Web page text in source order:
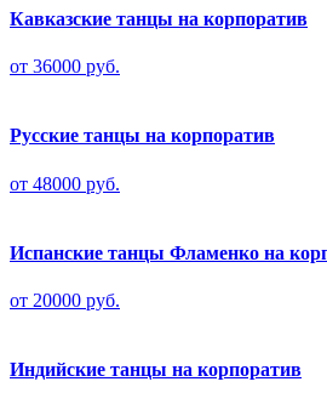
Кавказские танцы на корпоратив
от 36000 руб.
Русские танцы на корпоратив
от 48000 руб.
Испанские танцы Фламенко на
от 20000 руб.
Индийские танцы на корпоратив